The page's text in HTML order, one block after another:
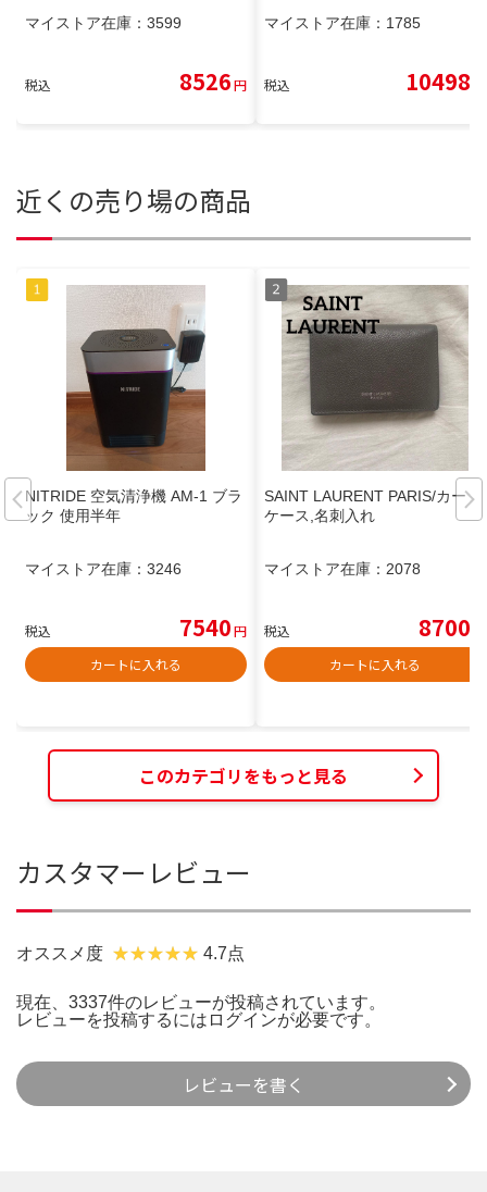
マイストア在庫： 3599
税込 8526円
マイストア在庫： 1785
税込 10498
近くの売り場の商品
NITRIDE 空気清浄機 AM-1 ブラ
ック 使用半年
マイストア在庫： 3246
税込 7540円
カートに入れる
SAINT LAURENT PARIS/カード
ケース,名刺入れ
マイストア在庫： 2078
税込 8700
カートに入れる
このカテゴリをもっと見る
カスタマーレビュー
オススメ度 4.7点
現在、3337件のレビューが投稿されています。
レビューを投稿するには ログインが必要です。
レビューを書く